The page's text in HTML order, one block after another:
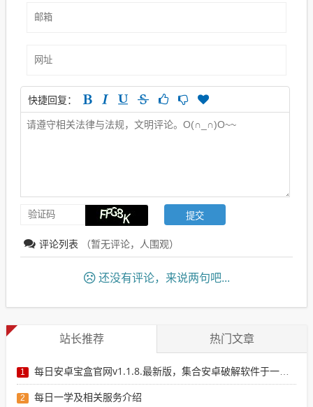
快捷回复：
评论列表 （暂无评论， 人围观）
还没有评论，来说两句吧...
站长推荐 热门文章
1 每日安卓宝盒官网v1.1.8.最新版，集合安卓破解软件于一体，新增全网搜索引擎
2 每日一学及相关服务介绍